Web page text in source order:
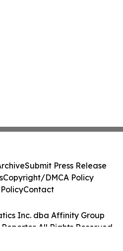
Inc. dba Affinity Group
All Rights Reserved.
Submit Press Release
Copyright/DMCA Policy
Contact